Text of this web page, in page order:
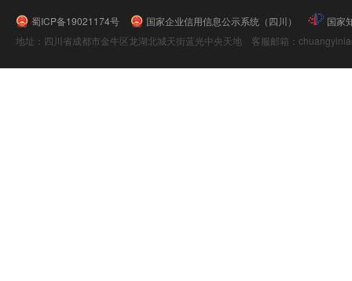
蜀ICP备19021174号 国家企业信用信息公示系统（四川）
国家
地址：四川省成都市金牛区龙湖北城天街蓝光中央天地 客服邮箱：